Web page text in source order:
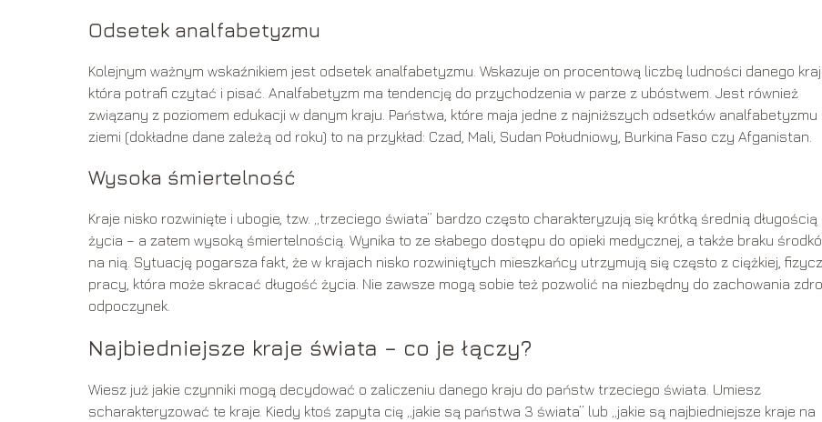
Odsetek analfabetyzmu
Kolejnym ważnym wskaźnikiem jest odsetek analfabetyzmu. Wskazuje on procentową liczbę ludności danego
która potrafi czytać i pisać. Analfabetyzm ma tendencję do przychodzenia w parze z ubóstwem. Jest również
związany z poziomem edukacji w danym kraju. Państwa, które maja jedne z najniższych odsetków analfabetyzmu
ziemi (dokładne dane zależą od roku) to na przykład: Czad, Mali, Sudan Południowy, Burkina Faso czy Afganistan.
Wysoka śmiertelność
Kraje nisko rozwinięte i ubogie, tzw. „trzeciego świata” bardzo często charakteryzują się krótką średnią długością
życia – a zatem wysoką śmiertelnością. Wynika to ze słabego dostępu do opieki medycznej, a także braku
na nią. Sytuację pogarsza fakt, że w krajach nisko rozwiniętych mieszkańcy utrzymują się często z ciężkiej,
pracy, która może skracać długość życia. Nie zawsze mogą sobie też pozwolić na niezbędny do zachowania
odpoczynek.
Najbiedniejsze kraje świata – co je łączy?
Wiesz już jakie czynniki mogą decydować o zaliczeniu danego kraju do państw trzeciego świata. Umiesz
scharakteryzować te kraje. Kiedy ktoś zapyta cię „jakie są państwa 3 świata” lub „jakie są najbiedniejsze kraje na